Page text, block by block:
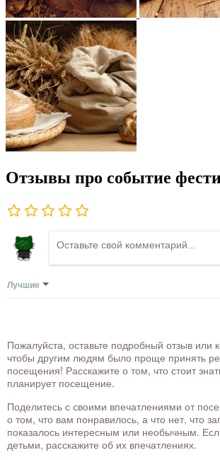
Отзывы про событие
Лучшие
Пожалуйста, оставьте подробный отзыв или
чтобы другим людям было проще принять
посещения! Расскажите о том, что стоит
планирует посещение.
Поделитесь с своими впечатлениями от
о том, что вам понравилось, а что нет, что
показалось интересным или необычным.
детьми, расскажите об их впечатлениях.